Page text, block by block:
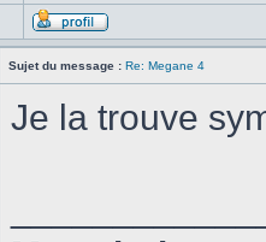
Sujet du message : Re: Megane 4
Je la trouve